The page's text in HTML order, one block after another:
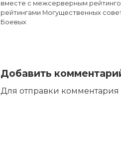
вместе с межсерверным
рейтингами Могущественных
Боевых
Добавить
Для отправки